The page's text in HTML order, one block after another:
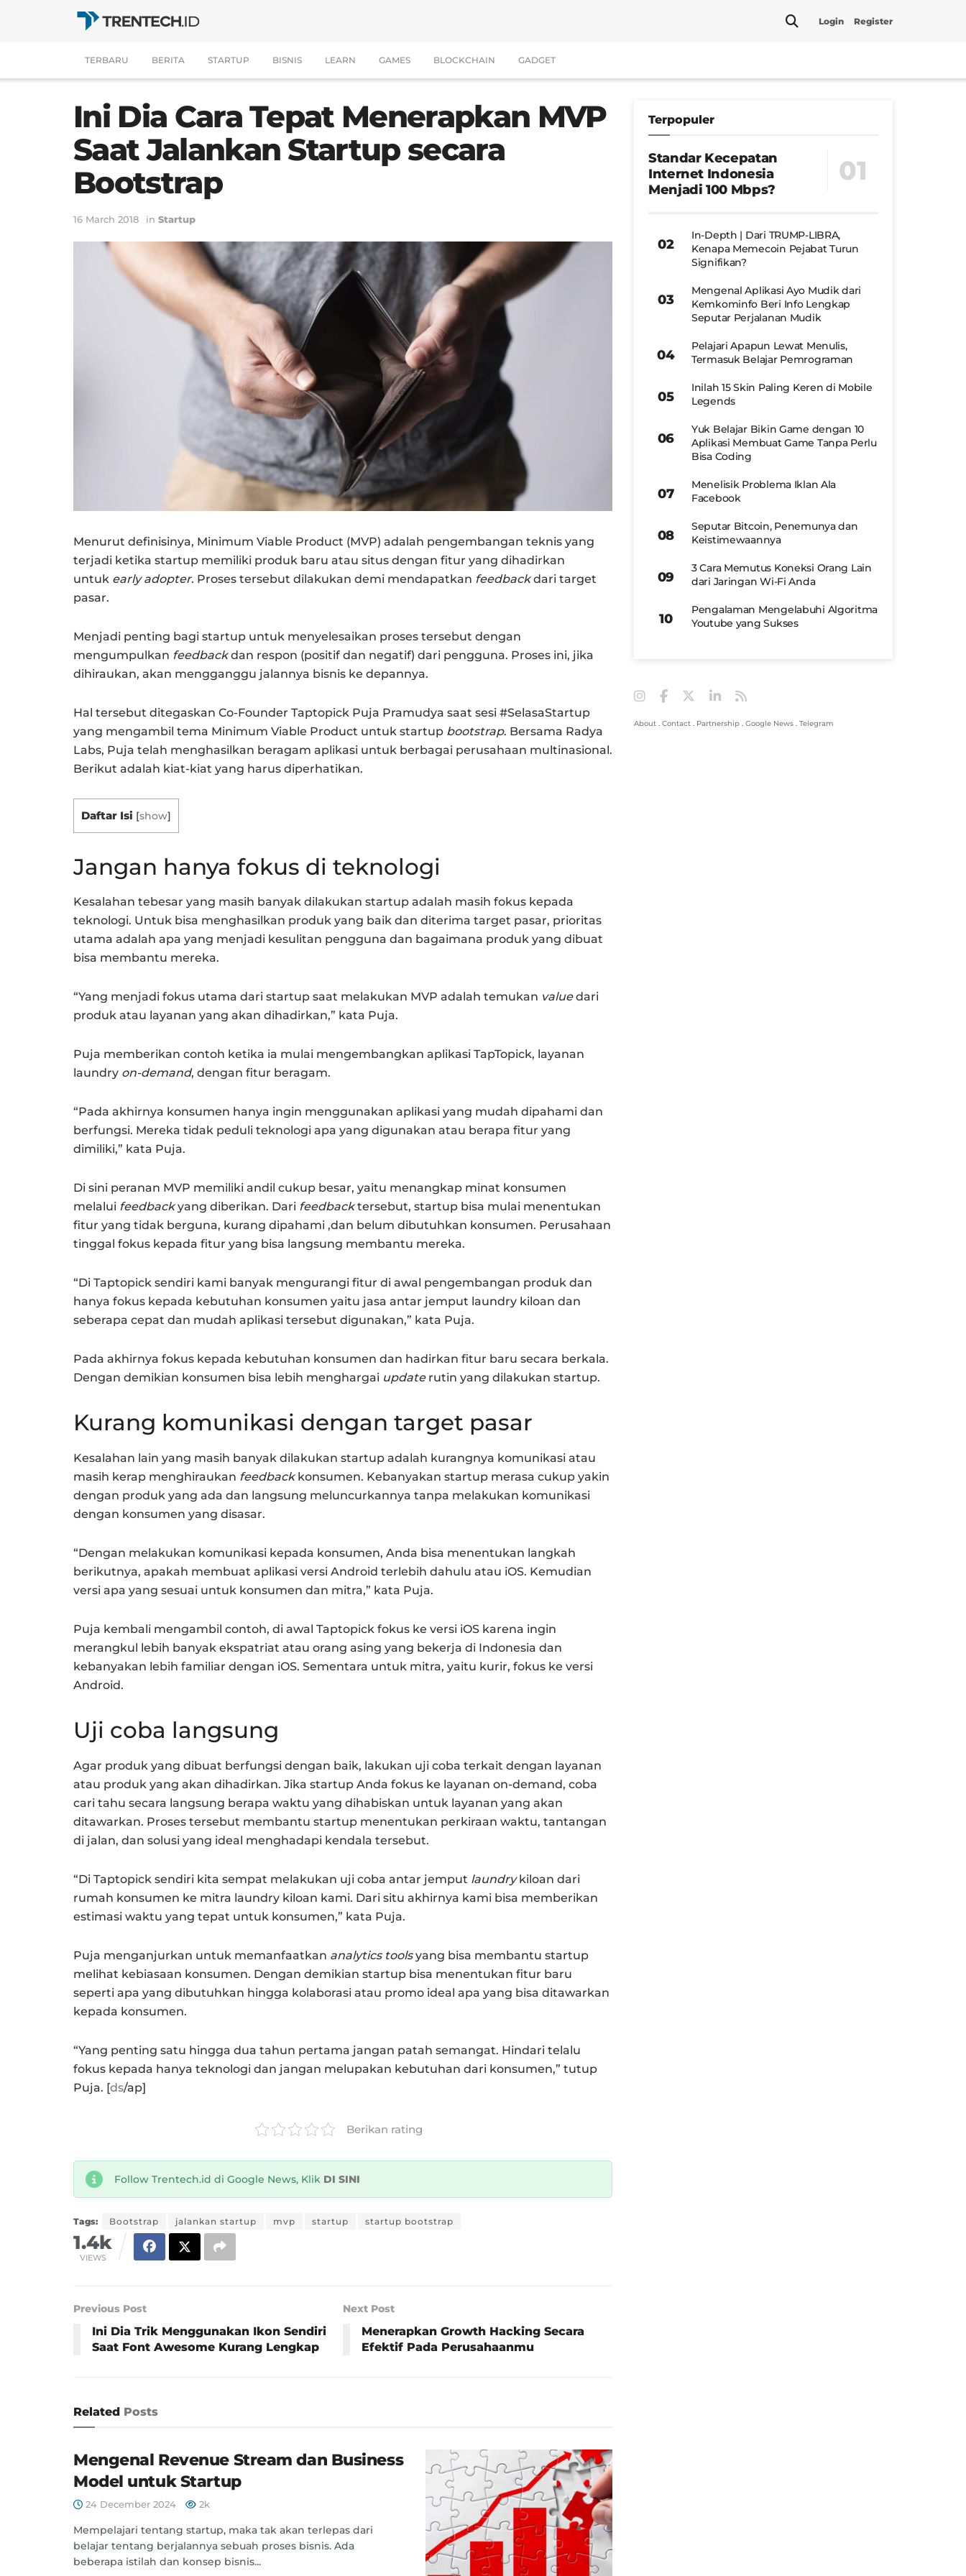
Login Register
TERBARU BERITA STARTUP BISNIS LEARN GAMES BLOCKCHAIN GADGET
Ini Dia Cara Tepat Menerapkan MVP
Saat Jalankan Startup secara
Bootstrap
16 March 2018 in Startup
Menurut definisinya, Minimum Viable Product (MVP) adalah pengembangan teknis yang
terjadi ketika startup memiliki produk baru atau situs dengan fitur yang dihadirkan
untuk early adopter. Proses tersebut dilakukan demi mendapatkan feedbackdari target
pasar.
Menjadi penting bagi startup untuk menyelesaikan proses tersebut dengan
mengumpulkan feedbackdan respon (positif dan negatif) dari pengguna. Proses ini, jika
dihiraukan, akan mengganggu jalannya bisnis ke depannya.
Hal tersebut ditegaskan Co-Founder Taptopick Puja Pramudya saat sesi #SelasaStartup
yang mengambil tema Minimum Viable Product untuk startup bootstrap. Bersama Radya
Labs, Puja telah menghasilkan beragam aplikasi untuk berbagai perusahaan multinasional.
Berikut adalah kiat-kiat yang harus diperhatikan.
Daftar Isi [show]
Jangan hanya fokus di teknologi
Kesalahan tebesar yang masih banyak dilakukan startup adalah masih fokus kepada
teknologi. Untuk bisa menghasilkan produk yang baik dan diterima target pasar, prioritas
utama adalah apa yang menjadi kesulitan pengguna dan bagaimana produk yang dibuat
bisa membantu mereka.
“Yang menjadi fokus utama dari startup saat melakukan MVP adalah temukan valuedari
produk atau layanan yang akan dihadirkan,” kata Puja.
Puja memberikan contoh ketika ia mulai mengembangkan aplikasi TapTopick, layanan
laundry on-demand, dengan fitur beragam.
“Pada akhirnya konsumen hanya ingin menggunakan aplikasi yang mudah dipahami dan
berfungsi. Mereka tidak peduli teknologi apa yang digunakan atau berapa fitur yang
dimiliki,” kata Puja.
Di sini peranan MVP memiliki andil cukup besar, yaitu menangkap minat konsumen
melalui feedbackyang diberikan. Dari feedbacktersebut, startup bisa mulai menentukan
fitur yang tidak berguna, kurang dipahami ,dan belum dibutuhkan konsumen. Perusahaan
tinggal fokus kepada fitur yang bisa langsung membantu mereka.
“Di Taptopick sendiri kami banyak mengurangi fitur di awal pengembangan produk dan
hanya fokus kepada kebutuhan konsumen yaitu jasa antar jemput laundry kiloan dan
seberapa cepat dan mudah aplikasi tersebut digunakan,” kata Puja.
Pada akhirnya fokus kepada kebutuhan konsumen dan hadirkan fitur baru secara berkala.
Dengan demikian konsumen bisa lebih menghargai updaterutin yang dilakukan startup.
Kurang komunikasi dengan target pasar
Kesalahan lain yang masih banyak dilakukan startup adalah kurangnya komunikasi atau
masih kerap menghiraukan feedbackkonsumen. Kebanyakan startup merasa cukup yakin
dengan produk yang ada dan langsung meluncurkannya tanpa melakukan komunikasi
dengan konsumen yang disasar.
“Dengan melakukan komunikasi kepada konsumen, Anda bisa menentukan langkah
berikutnya, apakah membuat aplikasi versi Android terlebih dahulu atau iOS. Kemudian
versi apa yang sesuai untuk konsumen dan mitra,” kata Puja.
Puja kembali mengambil contoh, di awal Taptopick fokus ke versi iOS karena ingin
merangkul lebih banyak ekspatriat atau orang asing yang bekerja di Indonesia dan
kebanyakan lebih familiar dengan iOS. Sementara untuk mitra, yaitu kurir, fokus ke versi
Android.
Uji coba langsung
Agar produk yang dibuat berfungsi dengan baik, lakukan uji coba terkait dengan layanan
atau produk yang akan dihadirkan. Jika startup Anda fokus ke layanan on-demand, coba
cari tahu secara langsung berapa waktu yang dihabiskan untuk layanan yang akan
ditawarkan. Proses tersebut membantu startup menentukan perkiraan waktu, tantangan
di jalan, dan solusi yang ideal menghadapi kendala tersebut.
“Di Taptopick sendiri kita sempat melakukan uji coba antar jemput laundrykiloan dari
rumah konsumen ke mitra laundry kiloan kami. Dari situ akhirnya kami bisa memberikan
estimasi waktu yang tepat untuk konsumen,” kata Puja.
Puja menganjurkan untuk memanfaatkan analytics toolsyang bisa membantu startup
melihat kebiasaan konsumen. Dengan demikian startup bisa menentukan fitur baru
seperti apa yang dibutuhkan hingga kolaborasi atau promo ideal apa yang bisa ditawarkan
kepada konsumen.
“Yang penting satu hingga dua tahun pertama jangan patah semangat. Hindari telalu
fokus kepada hanya teknologi dan jangan melupakan kebutuhan dari konsumen,” tutup
Puja. [ds/ap]
Berikan rating
Follow Trentech.id di Google News, Klik DI SINI
Tags: Bootstrap jalankan startup mvp startup startup bootstrap
1.4k
VIEWS
Previous Post
Ini Dia Trik Menggunakan Ikon Sendiri
Saat Font Awesome Kurang Lengkap
Next Post
Menerapkan Growth Hacking Secara
Efektif Pada Perusahaanmu
Related Posts
Mengenal Revenue Stream dan Business
Model untuk Startup
24 December 2024 2k
Mempelajari tentang startup, maka tak akan terlepas dari
belajar tentang berjalannya sebuah proses bisnis. Ada
beberapa istilah dan konsep bisnis...
Terpopuler
Standar Kecepatan
Internet Indonesia
Menjadi 100 Mbps?
In-Depth | Dari TRUMP-LIBRA,
Kenapa Memecoin Pejabat Turun
Signifikan?
Mengenal Aplikasi Ayo Mudik dari
Kemkominfo Beri Info Lengkap
Seputar Perjalanan Mudik
Pelajari Apapun Lewat Menulis,
Termasuk Belajar Pemrograman
Inilah 15 Skin Paling Keren di Mobile
Legends
Yuk Belajar Bikin Game dengan 10
Aplikasi Membuat Game Tanpa Perlu
Bisa Coding
Menelisik Problema Iklan Ala
Facebook
Seputar Bitcoin, Penemunya dan
Keistimewaannya
3 Cara Memutus Koneksi Orang Lain
dari Jaringan Wi-Fi Anda
Pengalaman Mengelabuhi Algoritma
Youtube yang Sukses
About . Contact . Partnership . Google News . Telegram